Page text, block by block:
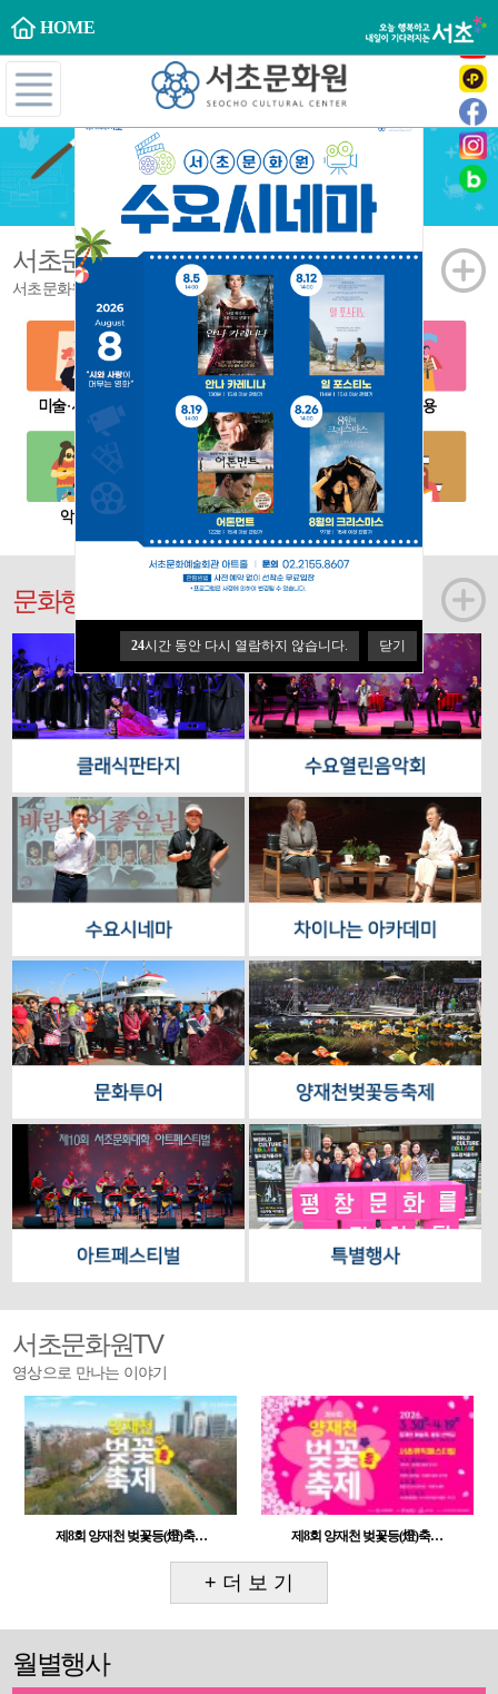
24시간 동안 다시 열람하지 않습니다. 닫기
24시간 동안 다시 열람하지 않습니다. 닫기
HOME
서초문화대학문화강좌
서초문화원의 다양한 강좌들을 만나보세요
문화행사
서초문화원TV
영상으로 만나는 이야기
제8회 양재천 벚꽃등(燈)축… 제8회 양재천 벚꽃등(燈)축…
+ 더 보 기
월별행사